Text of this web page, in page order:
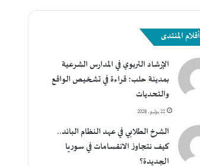
أقلام المنتدى
الإرشاد التربوي في المدارس الشرعية
بمدينة حلب؛ قراءة في تشخيص الواقع
والتحديات
22 يوليو، 2026
الشرخ الطلابي في عهد النظام البائد..
كيف نتجاوز الانقسامات في سوريا
الجديدة؟